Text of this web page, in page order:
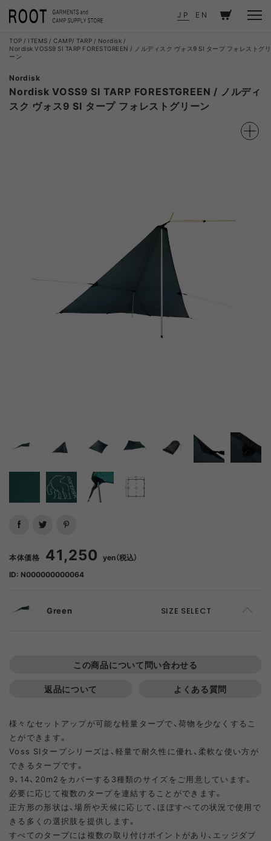
JP EN
TOP ITEMS CAMP TARP
Nordisk
Nordisk VOSS9 SI TARP FORESTGREEN / ノルディスク ヴォス9 SI タープ フォレストグリ
ーン
Nordisk
Nordisk VOSS9 SI TARP FORESTGREEN / ノルディ
スク ヴォス9 SI タープ フォレストグリーン
本体価格 41,250 yen（税込）
ID: N000000000064
Green SIZE SELECT
この商品について問い合わせる
返品について
よくある質問
様々なセットアップが可能な軽量タープで、荷物を少なくするこ
とができます。
Voss SIタープシリーズは、軽量で耐久性に優れ、柔軟な使い方が
できるタープです。
9、14、20m2をカバーする3種類のサイズをご用意しています。
必要に応じて複数のタープを連結することができます。
正方形の形状は、場所や天候に応じて、ほぼすべての状況で使用で
きる多くの選択肢を提供します。
すべてのタープには複数の取り付けポイントがあり、エッジダブ